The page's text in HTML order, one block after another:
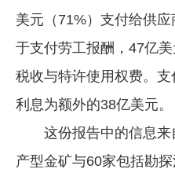
美元（71%）支付给供
于支付劳工报酬，47亿
税收与特许使用权费。
利息为额外的38亿美元。
这份报告中的信息来
产型金矿与60家包括勘